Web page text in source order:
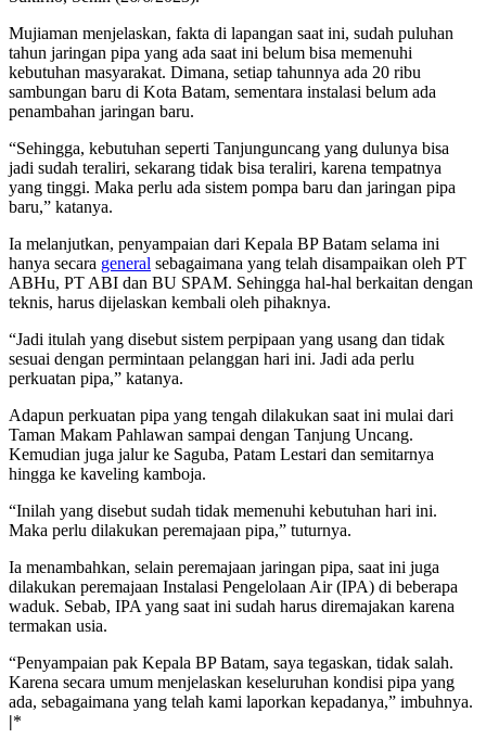
Mujiaman menjelaskan, fakta di lapangan saat ini, sudah puluhan
tahun jaringan pipa yang ada saat ini belum bisa memenuhi
kebutuhan masyarakat. Dimana, setiap tahunnya ada 20 ribu
sambungan baru di Kota Batam, sementara instalasi belum ada
penambahan jaringan baru.
“Sehingga, kebutuhan seperti Tanjunguncang yang dulunya bisa
jadi sudah teraliri, sekarang tidak bisa teraliri, karena tempatnya
yang tinggi. Maka perlu ada sistem pompa baru dan jaringan pipa
baru,” katanya.
Ia melanjutkan, penyampaian dari Kepala BP Batam selama ini
hanya secara general sebagaimana yang telah disampaikan oleh PT
ABHu, PT ABI dan BU SPAM. Sehingga hal-hal berkaitan dengan
teknis, harus dijelaskan kembali oleh pihaknya.
“Jadi itulah yang disebut sistem perpipaan yang usang dan tidak
sesuai dengan permintaan pelanggan hari ini. Jadi ada perlu
perkuatan pipa,” katanya.
Adapun perkuatan pipa yang tengah dilakukan saat ini mulai dari
Taman Makam Pahlawan sampai dengan Tanjung Uncang.
Kemudian juga jalur ke Saguba, Patam Lestari dan semitarnya
hingga ke kaveling kamboja.
“Inilah yang disebut sudah tidak memenuhi kebutuhan hari ini.
Maka perlu dilakukan peremajaan pipa,” tuturnya.
Ia menambahkan, selain peremajaan jaringan pipa, saat ini juga
dilakukan peremajaan Instalasi Pengelolaan Air (IPA) di beberapa
waduk. Sebab, IPA yang saat ini sudah harus diremajakan karena
termakan usia.
“Penyampaian pak Kepala BP Batam, saya tegaskan, tidak salah.
Karena secara umum menjelaskan keseluruhan kondisi pipa yang
ada, sebagaimana yang telah kami laporkan kepadanya,” imbuhnya.
|*